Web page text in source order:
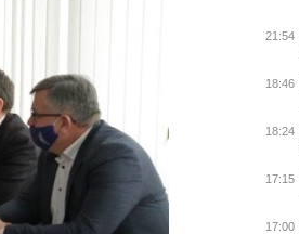
21:54
18:46
18:24
17:15
17:00